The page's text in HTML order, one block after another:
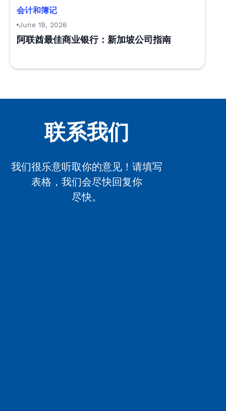
会计和簿记
June 19, 2026
阿联酋最佳商业银行：新加坡公司指南
联系我们
我们很乐意听取你的意见！请填写
表格，我们会尽快回复你
尽快。